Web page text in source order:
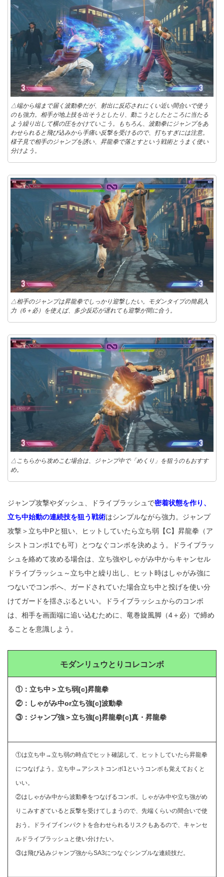
△端から端まで届く波動拳だが、射出に反応されにくい近い間合いで使う
のも強力。相手が地上技を出そうとしたり、動こうとしたところに当たる
よう繰り出して横の圧をかけていこう。もちろん、波動拳にジャンプをあ
わせられると飛び込みから手痛い反撃を受けるので、打ちすぎには注意。
様子見で相手のジャンプを誘い、昇龍拳で落とすという戦術とうまく使い
分けよう。
△相手のジャンプは昇龍拳でしっかり迎撃したい。モダンタイプの簡易入
力（6＋必）を使えば、多少反応が遅れても迎撃が間に合う。
△こちらから攻めこむ場合は、ジャンプ中で「めくり」を狙うのもおすす
め。
ジャンプ攻撃やダッシュ、ドライブラッシュで密着状態を作り、
立ち中始動の連続技を狙う戦術はシンプルながら強力。ジャンプ
攻撃＞立ち中Pと狙い、ヒットしていたら立ち弱【C】昇龍拳（ア
シストコンボ1でも可）とつなぐコンボを決めよう。ドライブラッ
シュを絡めて攻める場合は、立ち強やしゃがみ中からキャンセル
ドライブラッシュ～立ち中と繰り出し、ヒット時はしゃがみ強に
つないでコンボへ、ガードされていた場合立ち中と投げを使い分
けてガードを揺さぶるといい。ドライブラッシュからのコンボ
は、相手を画面端に追い込むために、竜巻旋風脚（4＋必）で締め
ることを意識しよう。
モダンリュウとりコレコンボ
①：立ち中＞立ち弱[c]昇龍拳
②：しゃがみ中or立ち強[c]波動拳
③：ジャンプ強＞立ち強[c]昇龍拳[c]真・昇龍拳
①は立ち中→立ち弱の時点でヒット確認して、ヒットしていたら昇龍拳
につなげよう。立ち中→アシストコンボ1というコンボも覚えておくと
いい。
②はしゃがみ中から波動拳をつなげるコンボ。しゃがみ中や立ち強がめ
りこみすぎていると反撃を受けてしまうので、先端くらいの間合いで使
おう。ドライブインパクトを合わせられるリスクもあるので、キャンセ
ルドライブラッシュと使い分けたい。
③は飛び込みジャンプ強からSA3につなぐシンプルな連続技だ。